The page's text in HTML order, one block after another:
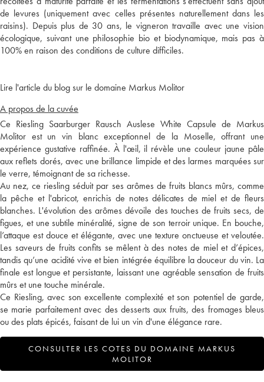
de levures (uniquement avec celles présentes naturellement dans les
raisins). Depuis plus de 30 ans, le vigneron travaille avec une vision
écologique, suivant une philosophie bio et biodynamique, mais pas à
100% en raison des conditions de culture difficiles.
Lire l'article du blog sur le domaine Markus Molitor
A propos de la cuvée
Ce Riesling Saarburger Rausch Auslese White Capsule de Markus
Molitor est un vin blanc exceptionnel de la Moselle, offrant une
expérience gustative raffinée. À l'œil, il révèle une couleur jaune pâle
aux reflets dorés, avec une brillance limpide et des larmes marquées sur
le verre, témoignant de sa richesse.
Au nez, ce riesling séduit par ses arômes de fruits blancs mûrs, comme
la pêche et l'abricot, enrichis de notes délicates de miel et de fleurs
blanches. L'évolution des arômes dévoile des touches de fruits secs, de
figues, et une subtile minéralité, signe de son terroir unique. En bouche,
l’attaque est douce et élégante, avec une texture onctueuse et veloutée.
Les saveurs de fruits confits se mêlent à des notes de miel et d’épices,
tandis qu’une acidité vive et bien intégrée équilibre la douceur du vin. La
finale est longue et persistante, laissant une agréable sensation de fruits
mûrs et une touche minérale.
Ce Riesling, avec son excellente complexité et son potentiel de garde,
se marie parfaitement avec des desserts aux fruits, des fromages bleus
ou des plats épicés, faisant de lui un vin d'une élégance rare.
CONSULTER LES COTES DU DOMAINE MARKUS
MOLITOR